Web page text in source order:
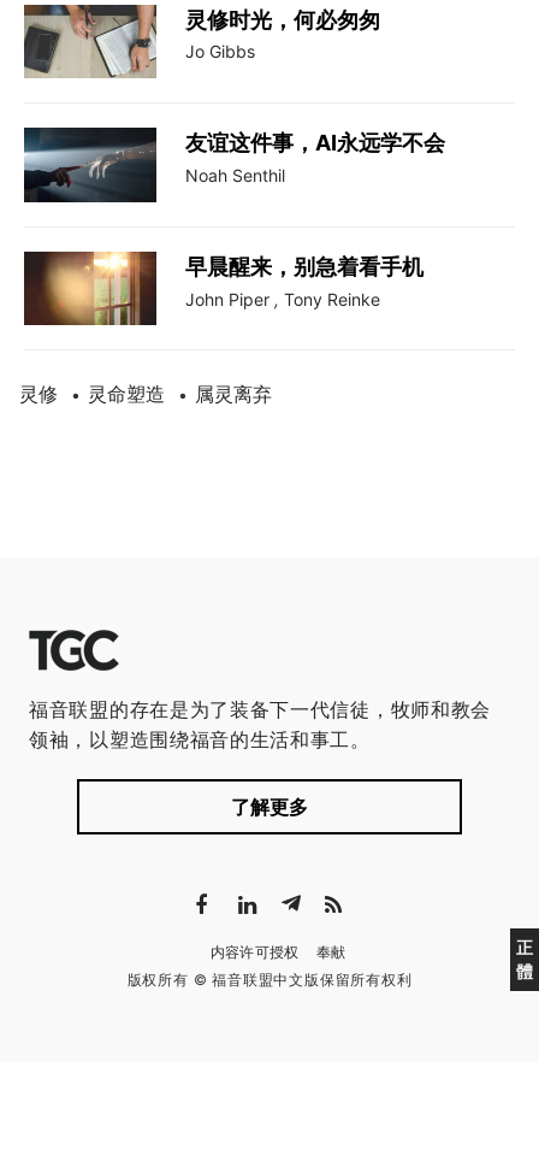
灵修时光，何必匆匆
Jo Gibbs
友谊这件事，AI永远学不会
Noah Senthil
早晨醒来，别急着看手机
John Piper , Tony Reinke
灵修 • 灵命塑造 • 属灵离弃
正
體
福音联盟的存在是为了装备下一代信徒，牧师和教会
领袖，以塑造围绕福音的生活和事工。
了解更多
内容许可授权
奉献
版权所有 © 福音联盟中文版保留所有权利